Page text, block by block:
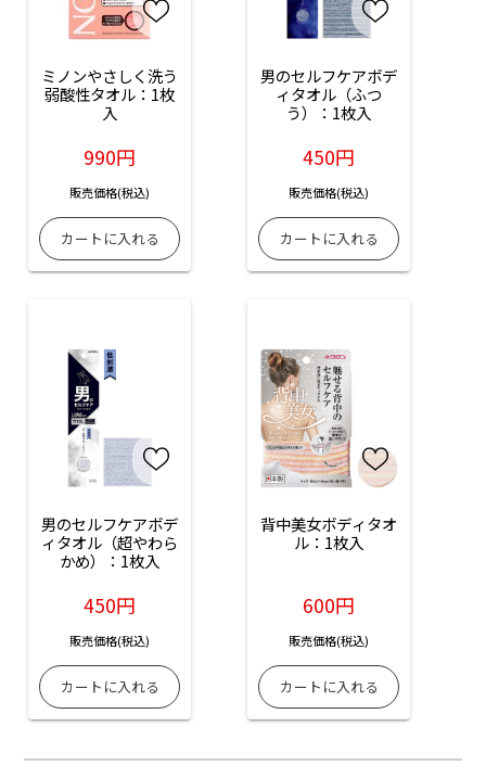
ミノンやさしく洗う
弱酸性タオル：1枚
入
990円
販売価格(税込)
男のセルフケアボデ
ィタオル（ふつ
う）：1枚入
450円
販売価格(税込)
男のセルフケアボデ
ィタオル（超やわら
かめ）：1枚入
450円
販売価格(税込)
背中美女ボディタオ
ル：1枚入
600円
販売価格(税込)